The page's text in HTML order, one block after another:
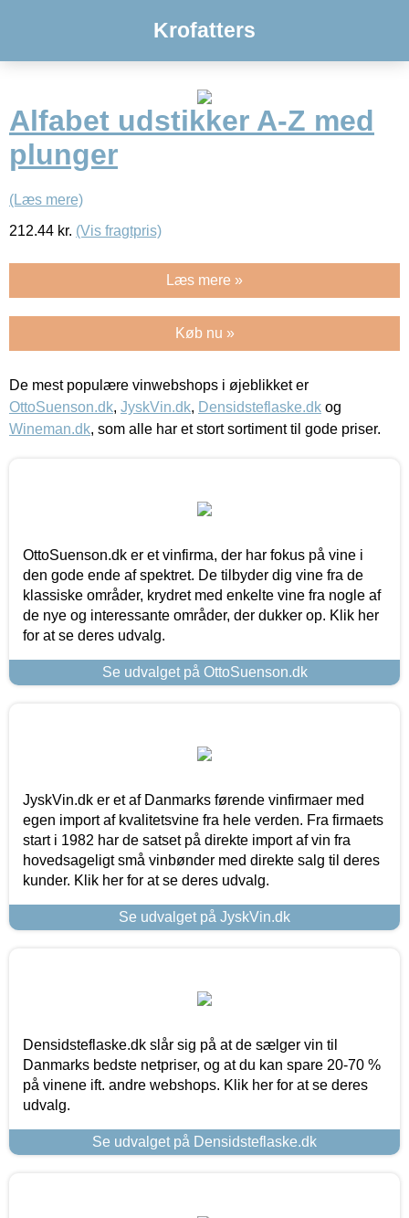
Krofatters
Alfabet udstikker A-Z med
plunger
(Læs mere)
212.44 kr. (Vis fragtpris)
Læs mere »
Køb nu »
De mest populære vinwebshops i øjeblikket er
OttoSuenson.dk, JyskVin.dk, Densidsteflaske.dk og
Wineman.dk, som alle har et stort sortiment til gode priser.
OttoSuenson.dk er et vinfirma, der har fokus på vine i
den gode ende af spektret. De tilbyder dig vine fra de
klassiske områder, krydret med enkelte vine fra nogle af
de nye og interessante områder, der dukker op. Klik her
for at se deres udvalg.
Se udvalget på OttoSuenson.dk
JyskVin.dk er et af Danmarks førende vinfirmaer med
egen import af kvalitetsvine fra hele verden. Fra firmaets
start i 1982 har de satset på direkte import af vin fra
hovedsageligt små vinbønder med direkte salg til deres
kunder. Klik her for at se deres udvalg.
Se udvalget på JyskVin.dk
Densidsteflaske.dk slår sig på at de sælger vin til
Danmarks bedste netpriser, og at du kan spare 20-70 %
på vinene ift. andre webshops. Klik her for at se deres
udvalg.
Se udvalget på Densidsteflaske.dk